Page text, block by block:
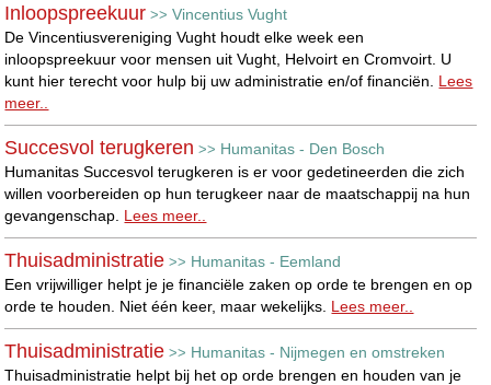
Inloopspreekuur >>Vincentius Vught
De Vincentiusvereniging Vught houdt elke week een
inloopspreekuur voor mensen uit Vught, Helvoirt en Cromvoirt. U
kunt hier terecht voor hulp bij uw administratie en/of financiën. Lees
meer..
Succesvol terugkeren >> Humanitas - Den Bosch
Humanitas Succesvol terugkeren is er voor gedetineerden die zich
willen voorbereiden op hun terugkeer naar de maatschappij na hun
gevangenschap. Lees meer..
Thuisadministratie >> Humanitas - Eemland
Een vrijwilliger helpt je je financiële zaken op orde te brengen en op
orde te houden. Niet één keer, maar wekelijks. Lees meer..
Thuisadministratie >> Humanitas - Nijmegen en omstreken
Thuisadministratie helpt bij het op orde brengen en houden van je